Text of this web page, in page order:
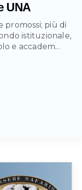
UNA
promossi; più di
istituzionale,
e accadem...